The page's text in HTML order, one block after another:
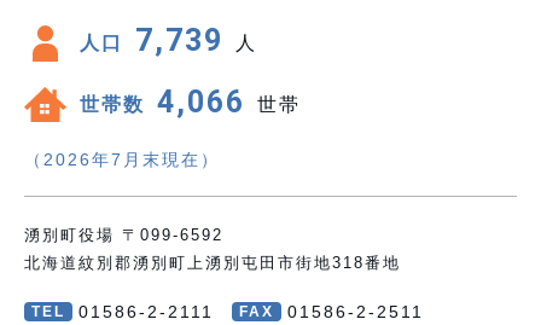
人口 7,739 人
世帯数 4,066 世帯
（2026年7月末現在）
湧別町役場 〒099-6592
北海道紋別郡湧別町上湧別屯田市街地318番地
TEL 01586-2-2111 FAX 01586-2-2511